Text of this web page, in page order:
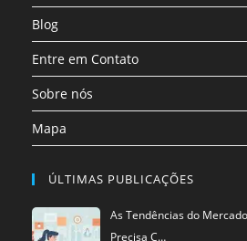
aba
Blog
Entre em Contato
Sobre nós
Mapa
ÚLTIMAS PUBLICAÇÕES
As Tendências do
Precisa C…